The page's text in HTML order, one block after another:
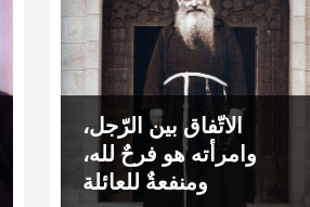
الاتّفاق بين الرّجل،
وامرأته هو فرحٌ لله،
ومنفعةٌ للعائلة